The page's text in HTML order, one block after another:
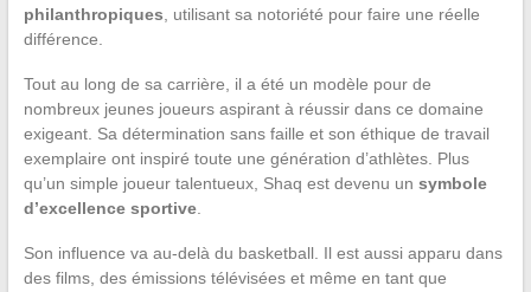
philanthropiques , utilisant sa notoriété pour faire une réelle
différence.
Tout au long de sa carrière, il a été un modèle pour de
nombreux jeunes joueurs aspirant à réussir dans ce domaine
exigeant. Sa détermination sans faille et son éthique de travail
exemplaire ont inspiré toute une génération d’athlètes. Plus
qu’un simple joueur talentueux, Shaq est devenu un symbole
d’excellence sportive.
Son influence va au-delà du basketball. Il est aussi apparu dans
des films, des émissions télévisées et même en tant que